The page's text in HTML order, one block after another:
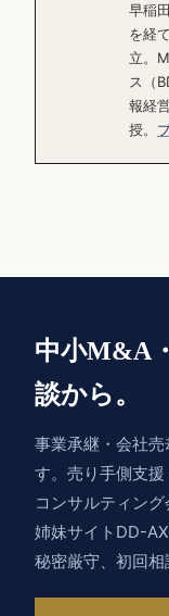
早稲
を経
立。
ス（
報経
授。
中小M&A
談から。
事業承継・会社
す。売り手側支
コンサルティン
姉妹サイトDD-AX
秘密厳守、初回相